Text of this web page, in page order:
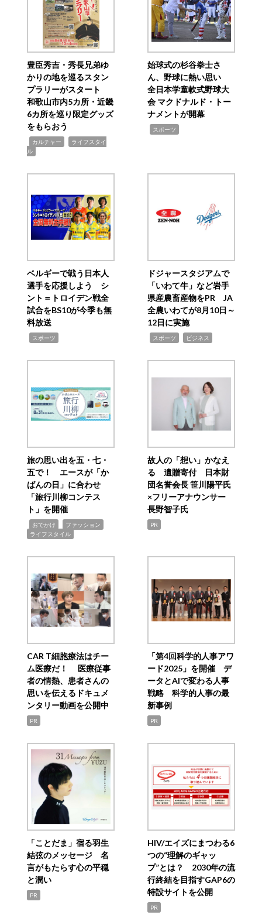
豊臣秀吉・秀長兄弟ゆ
かりの地を巡るスタン
プラリーがスタート
和歌山市内5カ所・近畿
6カ所を巡り限定グッズ
をもらおう
カルチャー
ライフスタイ
ル
始球式の杉谷拳士さ
ん、野球に熱い思い
全日本学童軟式野球大
会 マクドナルド・トー
ナメントが開幕
スポーツ
ベルギーで戦う日本人
選手を応援しよう シ
ント＝トロイデン戦全
試合をBS10が今季も無
料放送
スポーツ
ドジャースタジアムで
「いわて牛」など岩手
県産農畜産物をPR JA
全農いわてが8月10日～
12日に実施
スポーツ ビジネス
旅の思い出を五・七・
五で！ エースが「か
ばんの日」に合わせ
「旅行川柳コンテス
ト」を開催
おでかけ ファッション
ライフスタイル
故人の「想い」かなえ
る 遺贈寄付 日本財
団名誉会長 笹川陽平氏
×フリーアナウンサー
長野智子氏
PR
CAR T細胞療法はチー
ム医療だ！ 医療従事
者の情熱、患者さんの
思いを伝えるドキュメ
ンタリー動画を公開中
PR
「第4回科学的人事アワ
ード2025」を開催 デ
ータとAIで変わる人事
戦略 科学的人事の最
新事例
PR
「ことだま」宿る羽生
結弦のメッセージ 名
言がもたらす心の平穏
と潤い
PR
HIV/エイズにまつわる6
つの“理解のギャッ
プ”とは？ 2030年の流
行終結を目指すGAP6の
特設サイトを公開
PR